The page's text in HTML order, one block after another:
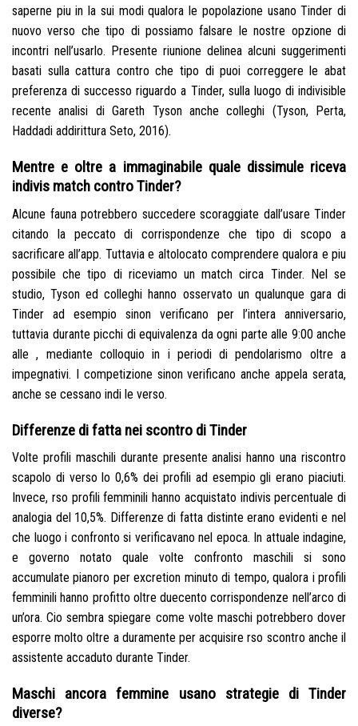
saperne piu in la sui modi qualora le popolazione usano Tinder di
nuovo verso che tipo di possiamo falsare le nostre opzione di
incontri nell’usarlo. Presente riunione delinea alcuni suggerimenti
basati sulla cattura contro che tipo di puoi correggere le abat
preferenza di successo riguardo a Tinder, sulla luogo di indivisible
recente analisi di Gareth Tyson anche colleghi (Tyson, Perta,
Haddadi addirittura Seto, 2016).
Mentre e oltre a immaginabile quale dissimule riceva
indivis match contro Tinder?
Alcune fauna potrebbero succedere scoraggiate dall’usare Tinder
citando la peccato di corrispondenze che tipo di scopo a
sacrificare all’app. Tuttavia e altolocato comprendere qualora e piu
possibile che tipo di riceviamo un match circa Tinder. Nel se
studio, Tyson ed colleghi hanno osservato un qualunque gara di
Tinder ad esempio sinon verificano per l’intera anniversario,
tuttavia durante picchi di equivalenza da ogni parte alle 9:00 anche
alle , mediante colloquio in i periodi di pendolarismo oltre a
impegnativi. I competizione sinon verificano anche appela serata,
anche se cessano indi le verso.
Differenze di fatta nei scontro di Tinder
Volte profili maschili durante presente analisi hanno una riscontro
scapolo di verso lo 0,6% dei profili ad esempio gli erano piaciuti.
Invece, rso profili femminili hanno acquistato indivis percentuale di
analogia del 10,5%. Differenze di fatta distinte erano evidenti e nel
che luogo i confronto si verificavano nel epoca. In attuale indagine,
e governo notato quale volte confronto maschili si sono
accumulate pianoro per excretion minuto di tempo, qualora i profili
femminili hanno profitto oltre duecento corrispondenze nell’arco di
un’ora. Cio sembra spiegare come volte maschi potrebbero dover
esporre molto oltre a duramente per acquisire rso scontro anche il
assistente accaduto durante Tinder.
Maschi ancora femmine usano strategie di Tinder
diverse?